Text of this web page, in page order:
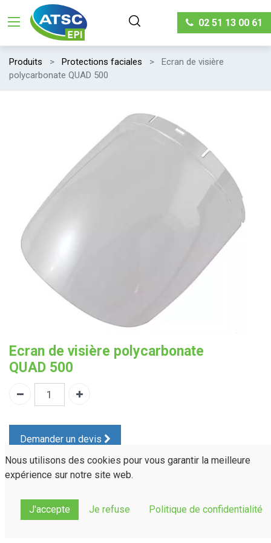
02 51 13 00 61
Produits Protections faciales
Ecran de visière
polycarbonate QUAD 500
Ecran de visière polycarbonate
QUAD 500
Demander un devis
Référence : PRVV120
Partager sur :
Nous utilisons des cookies pour vous garantir la meilleure
expérience sur notre site web.
J'accepte Je refuse Politique de confidentialité